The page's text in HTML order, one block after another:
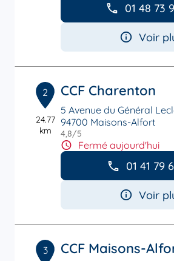
01 48 73
Voir
2
24.77
km
CCF Charenton
5 Avenue du Général
94700 Maisons-Alfort
4,8/5
Fermé aujourd'hui
01 41 79
Voir
3 CCF Maisons-